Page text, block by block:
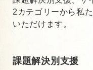
2カテゴリーから私
いただけます。
課題解決別支援